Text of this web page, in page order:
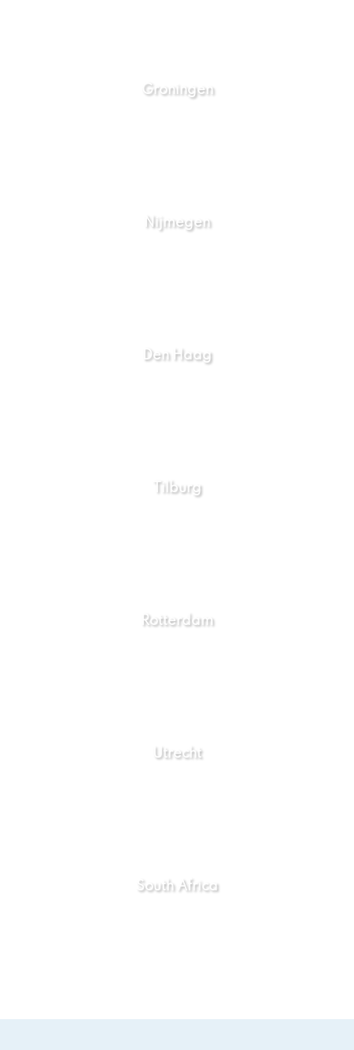
Groningen
Nijmegen
Den Haag
Tilburg
Rotterdam
Utrecht
South Africa